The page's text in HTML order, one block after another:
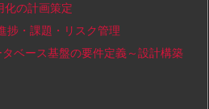
化の計画策定
捗・課題・リスク管理
タベース基盤の要件定義～設計構築